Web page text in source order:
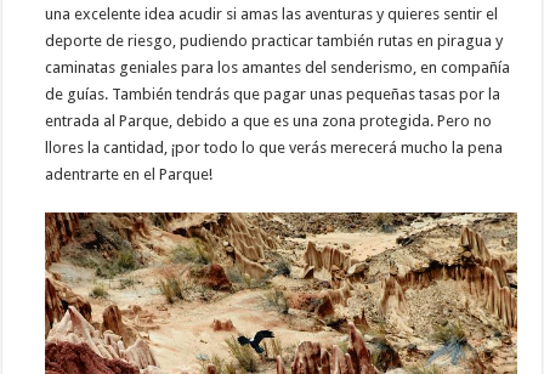
una excelente idea acudir si amas las aventuras y quieres sentir el
deporte de riesgo, pudiendo practicar también rutas en piragua y
caminatas geniales para los amantes del senderismo, en compañía
de guías. También tendrás que pagar unas pequeñas tasas por la
entrada al Parque, debido a que es una zona protegida. Pero no
llores la cantidad, ¡por todo lo que verás merecerá mucho la pena
adentrarte en el Parque!